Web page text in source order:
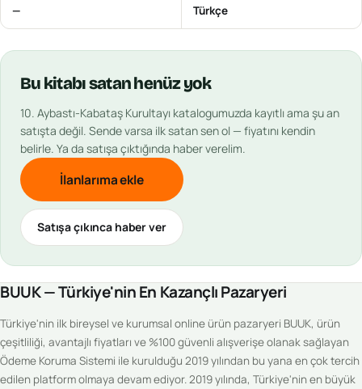
— Türkçe
Bu kitabısatan henüz yok
10. Aybastı-Kabataş Kurultayı katalogumuzda kayıtlı ama şu an
satışta değil. Sende varsa ilk satan sen ol — fiyatını kendin
belirle. Ya da satışa çıktığında haber verelim.
İlanlarıma ekle
Satışa çıkınca haber ver
BUUK — Türkiye'nin En Kazançlı Pazaryeri
Türkiye'nin ilk bireysel ve kurumsal online ürün pazaryeri BUUK, ürün
çeşitliliği, avantajlı fiyatları ve %100 güvenli alışverişe olanak sağlayan
Ödeme Koruma Sistemi ile kurulduğu 2019 yılından bu yana en çok tercih
edilen platform olmaya devam ediyor. 2019 yılında, Türkiye'nin en büyük